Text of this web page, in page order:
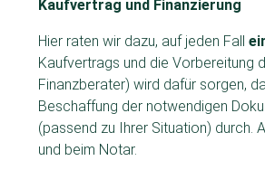
Kaufvertrag und Finanzierung
Hier raten wir dazu, auf jeden Fall
Kaufvertrags und die Vorbereitung
Finanzberater) wird dafür sorgen,
Beschaffung der notwendigen
(passend zu Ihrer Situation) durch.
und beim Notar.